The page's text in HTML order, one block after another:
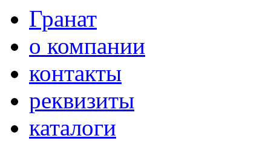
Гранат
о компании
контакты
реквизиты
каталоги